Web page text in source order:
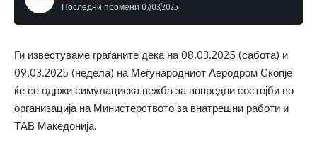
Последни промени 07/03/2025
Ги известуваме граѓаните дека на 08.03.2025 (сабота) и
09.03.2025 (недела) на Меѓународниот Аеродром Скопје
ќе се одржи симулациска вежба за вонредни состојби во
организација на Министерството за внатрешни работи и
ТАВ Македонија.